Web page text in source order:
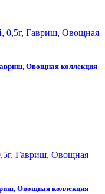
Овощная коллекция
Овощная коллекция